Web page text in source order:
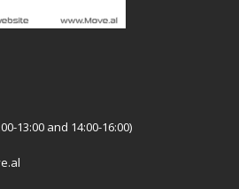
13:00 and 14:00-16:00)